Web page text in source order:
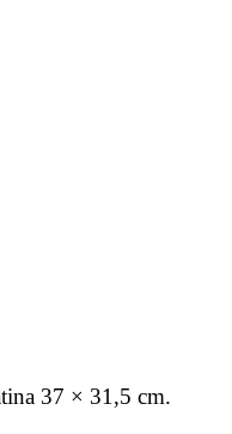
37 × 31,5 cm.